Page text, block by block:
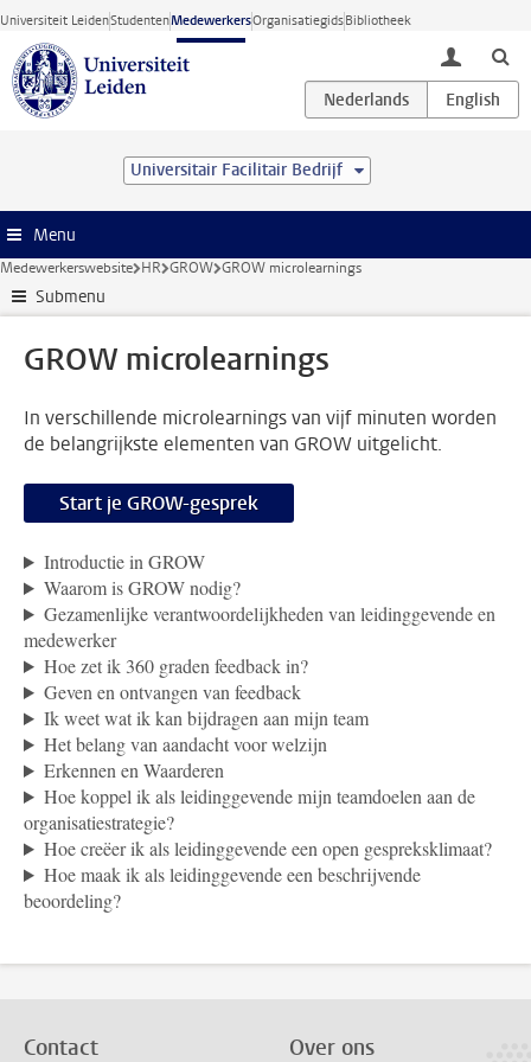
Ga direct naar de inhoud
Universiteit LeidenStudentenMedewerkersOrganisatiegidsBibliotheek
toggle
Universitair Facilitair Bedrijf
Menu
Medewerkerswebsite HR GROW GROW microlearnings
Submenu
GROW microlearnings
In verschillende microlearnings van vijf minuten worden
de belangrijkste elementen van GROW uitgelicht.
Start je GROW-gesprek
Introductie in GROW
Waarom is GROW nodig?
Gezamenlijke verantwoordelijkheden van leidinggevende en
medewerker
Hoe zet ik 360 graden feedback in?
Geven en ontvangen van feedback
Ik weet wat ik kan bijdragen aan mijn team
Het belang van aandacht voor welzijn
Erkennen en Waarderen
Hoe koppel ik als leidinggevende mijn teamdoelen aan de
organisatiestrategie?
Hoe creëer ik als leidinggevende een open gespreksklimaat?
Hoe maak ik als leidinggevende een beschrijvende
beoordeling?
Contact Over ons